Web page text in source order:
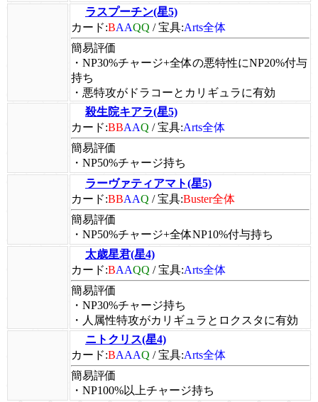
ラスプーチン(星5)
カード:BAAQQ /宝具:Arts全体
簡易評価
・NP30%チャージ+全体の悪特性にNP20%付与
持ち
・悪特攻がドラコーとカリギュラに有効
殺生院キアラ(星5)
カード:BBAAQ /宝具:Arts全体
簡易評価
・NP50%チャージ持ち
ラーヴァティアマト(星5)
カード:BBAAQ /宝具:Buster全体
簡易評価
・NP50%チャージ+全体NP10%付与持ち
太歳星君(星4)
カード:BAAQQ /宝具:Arts全体
簡易評価
・NP30%チャージ持ち
・人属性特攻がカリギュラとロクスタに有効
ニトクリス(星4)
カード:BAAAQ /宝具:Arts全体
簡易評価
・NP100%以上チャージ持ち